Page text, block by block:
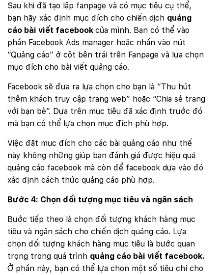
Sau khi đã tạo lập fanpage và có mục tiêu cụ thể,
bạn hãy xác định mục đích cho chiến dịch quảng
cáo bài viết facebook của mình. Bạn có thể vào
phần Facebook Ads manager hoặc nhấn vào nút
“Quảng cáo” ở cột bên trái trên Fanpage và lựa chọn
mục đích cho bài viết quảng cáo.
Facebook sẽ đưa ra lựa chọn cho bạn là “Thu hút
thêm khách truy cập trang web” hoặc “Chia sẻ trang
với bạn bè”. Dựa trên mục tiêu đã xác định trước đó
mà bạn có thể lựa chọn mục đích phù hợp.
Việc đặt mục đích cho các bài quảng cáo như thế
này không những giúp bạn đánh giá được hiệu quả
quảng cáo facebook mà còn để facebook dựa vào đó
xác định cách thức quảng cáo phù hợp.
Bước 4: Chọn đối tượng mục tiêu và ngân sách
Bước tiếp theo là chọn đối tượng khách hàng mục
tiêu và ngân sách cho chiến dịch quảng cáo. Lựa
chọn đối tượng khách hàng mục tiêu là bước quan
trọng trong quá trình quảng cáo bài viết facebook.
Ở phần này, bạn có thể lựa chọn một số tiêu chí cho